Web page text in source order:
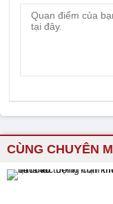
CÙNG CHUYÊN